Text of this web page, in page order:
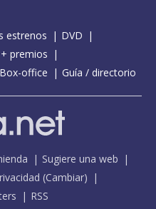
estrenos
DVD
premios
Box-office Guía / directorio
Sugiere una web
(Cambiar)
RSS